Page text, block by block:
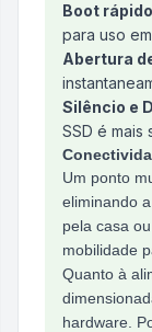
Boot
para uso
Abertura
Silêncio e
SSD é mais
Um ponto
eliminando
pela casa
mobilidade
Quanto à
hardware.